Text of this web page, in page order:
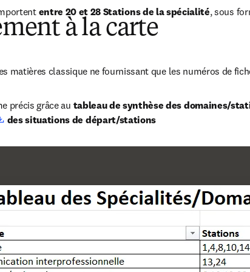
entre 20 et 28 Stations de la spécialité, sous
à la carte
matières classique ne fournissant que les numéros de
précis grâce au tableau de synthèse des domaines/
opens in new tab/window
des situations de départ/stations